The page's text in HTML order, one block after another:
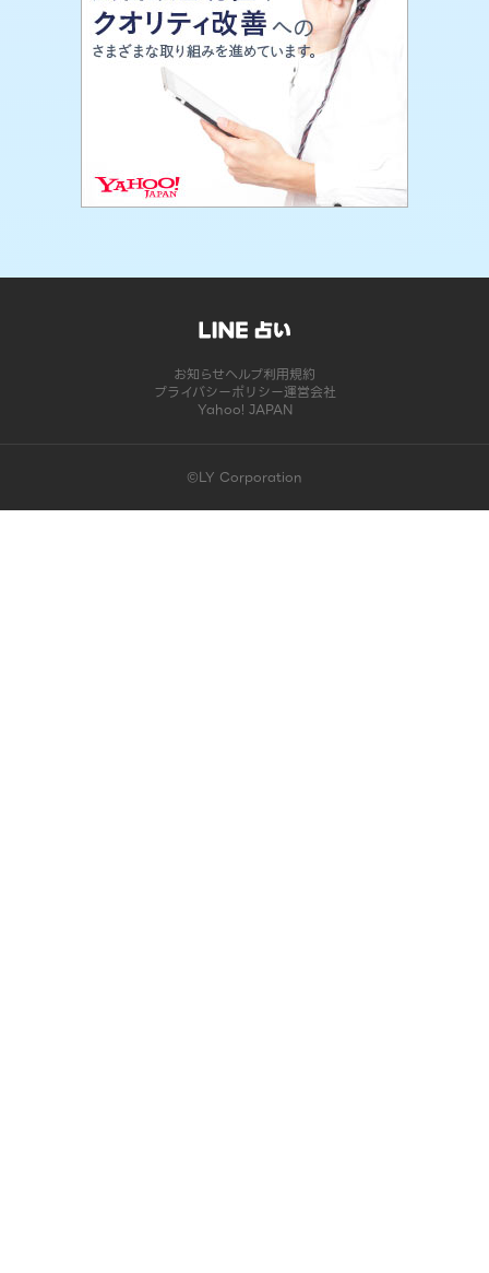
お知らせヘルプ利用規約
プライバシーポリシー運営会社
Yahoo! JAPAN
©LY Corporation
このコンテンツは掲載が終了しました | LINE占い